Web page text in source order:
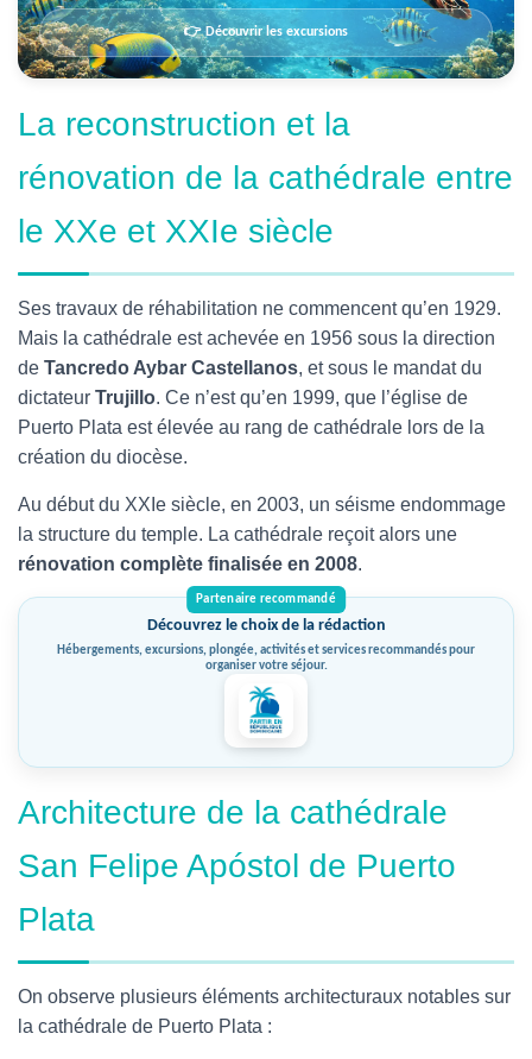
👉 Découvrir les excursions
La reconstruction et la
rénovation de la cathédrale entre
le XXe et XXIe siècle
Ses travaux de réhabilitation ne commencent qu’en 1929.
Mais la cathédrale est achevée en 1956 sous la direction
de Tancredo Aybar Castellanos, et sous le mandat du
dictateur Trujillo. Ce n’est qu’en 1999, que l’église de
Puerto Plata est élevée au rang de cathédrale lors de la
création du diocèse.
Au début du XXIe siècle, en 2003, un séisme endommage
la structure du temple. La cathédrale reçoit alors une
rénovation complète finalisée en 2008.
Découvrez le choix de la rédaction
Hébergements, excursions, plongée, activités et services recommandés pour
organiser votre séjour.
Architecture de la cathédrale
San Felipe Apóstol de Puerto
Plata
On observe plusieurs éléments architecturaux notables sur
la cathédrale de Puerto Plata :